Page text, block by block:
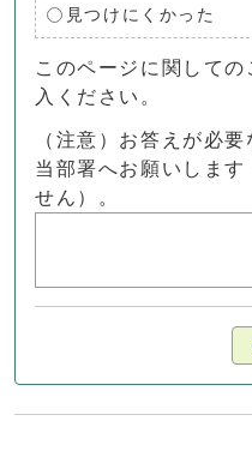
見つけにくかった
このページに関して
入ください。
（注意）お答えが必
当部署へお願いします
せん）。